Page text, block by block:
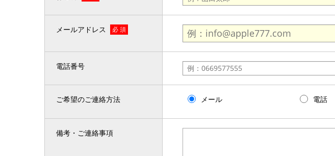
メールアドレス 必 須
電話番号
ご希望のご連絡方法 メール 電話
備考・ご連絡事項